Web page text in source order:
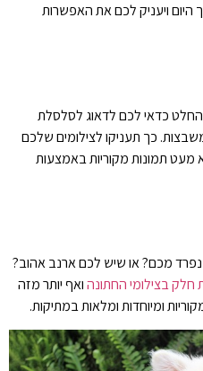
ויעניק לכם את האפשרות
כדאי לכם לדאוג לסלסלת
כך תעניקו לצילומים שלכם
מעט תמונות מקוריות באמצעות
מכם? או שיש לכם ארנב אהוב?
חלק בצילומי החתונהואף יותר מזה
ומיוחדות ומלאות במתיקות.